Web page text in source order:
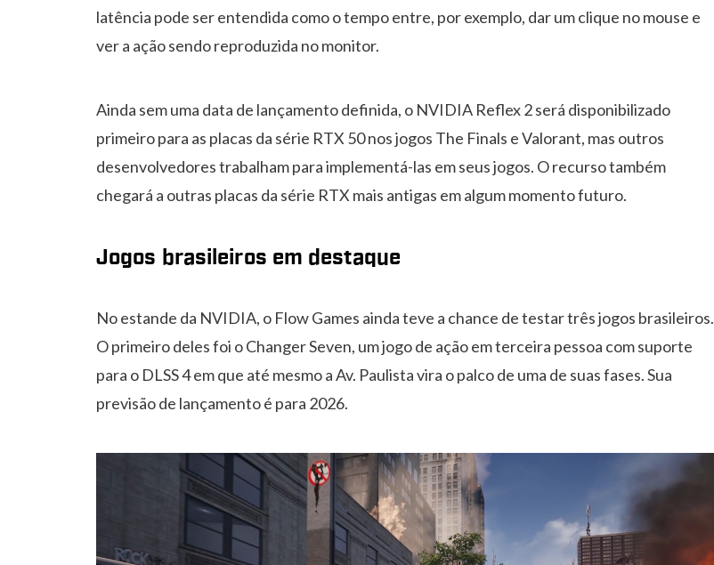
latência pode ser entendida como o tempo entre, por exemplo, dar um clique no mouse e
ver a ação sendo reproduzida no monitor.
Ainda sem uma data de lançamento definida, o NVIDIA Reflex 2 será disponibilizado
primeiro para as placas da série RTX 50 nos jogos The Finals e Valorant, mas outros
desenvolvedores trabalham para implementá-las em seus jogos. O recurso também
chegará a outras placas da série RTX mais antigas em algum momento futuro.
Jogos brasileiros em destaque
No estande da NVIDIA, o Flow Games ainda teve a chance de testar três jogos brasileiros.
O primeiro deles foi o Changer Seven, um jogo de ação em terceira pessoa com suporte
para o DLSS 4 em que até mesmo a Av. Paulista vira o palco de uma de suas fases. Sua
previsão de lançamento é para 2026.